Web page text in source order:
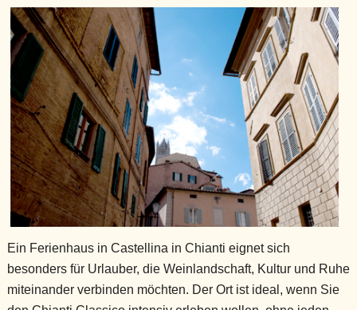
Ein Ferienhaus in Castellina in Chianti eignet sich
besonders für Urlauber, die Weinlandschaft, Kultur und Ruhe
miteinander verbinden möchten. Der Ort ist ideal, wenn Sie